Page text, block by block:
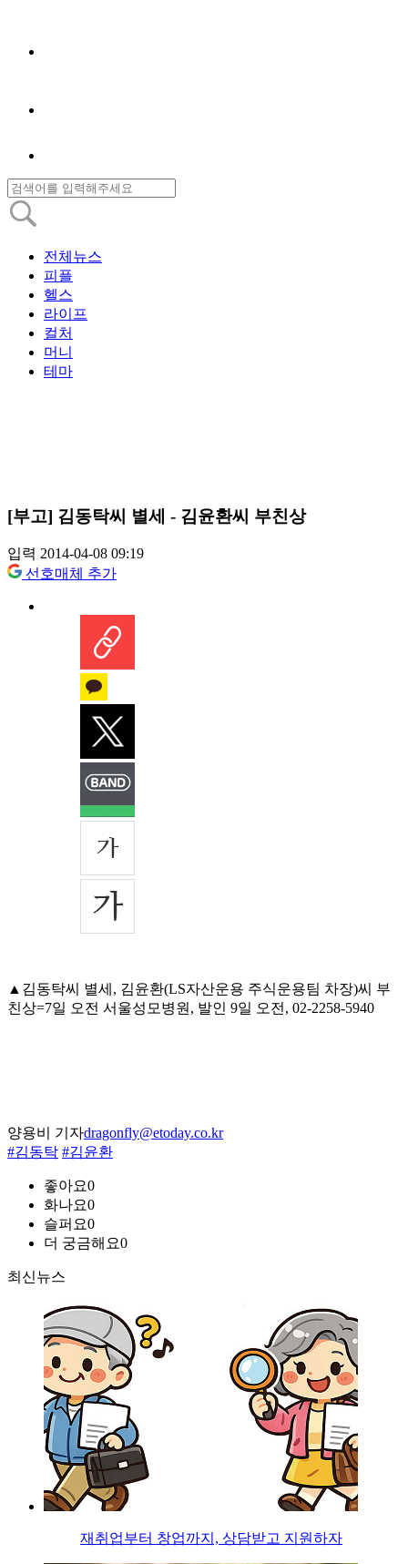
전체뉴스
피플
헬스
라이프
컬처
머니
테마
[부고] 김동탁씨 별세 - 김윤환씨 부친상
입력 2014-04-08 09:19
선호매체 추가
▲김동탁씨 별세, 김윤환(LS자산운용 주식운용팀 차장)씨 부
친상=7일 오전 서울성모병원, 발인 9일 오전, 02-2258-5940
양용비 기자dragonfly@etoday.co.kr
#김동탁 #김윤환
좋아요0
화나요0
슬퍼요0
더 궁금해요0
최신뉴스
재취업부터 창업까지, 상담받고 지원하자